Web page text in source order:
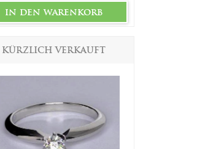
in den warenkorb
KÜRZLICH VERKAUFT